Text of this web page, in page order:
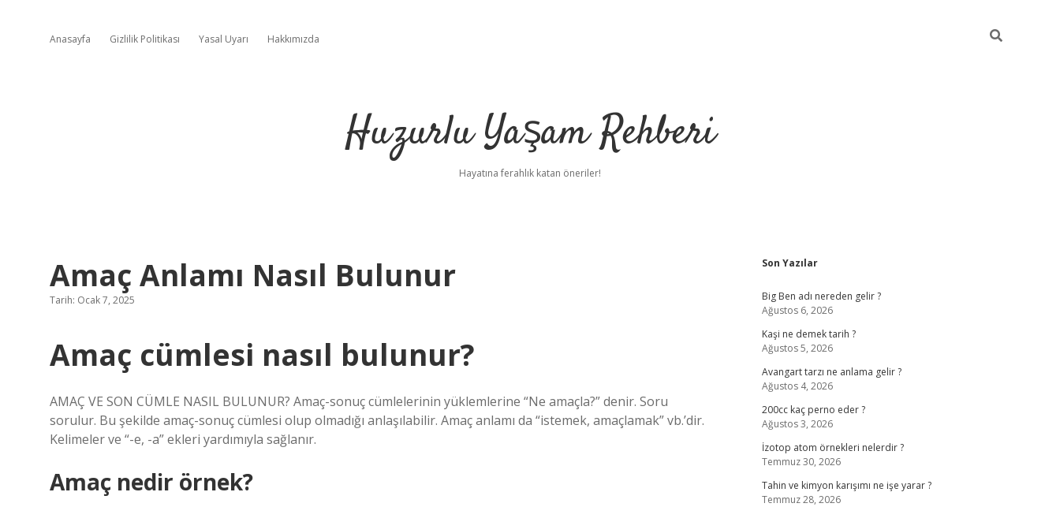
Anasayfa Gizlilik Politikası Yasal Uyarı Hakkımızda
Huzurlu Yaşam Rehberi
Hayatına ferahlık katan öneriler!
Amaç Anlamı Nasıl Bulunur
Tarih: Ocak 7, 2025
Amaç cümlesi nasıl bulunur?
AMAÇ VE SON CÜMLE NASIL BULUNUR? Amaç-sonuç cümlelerinin yüklemlerine “Ne amaçla?” denir. Soru
sorulur. Bu şekilde amaç-sonuç cümlesi olup olmadığı anlaşılabilir. Amaç anlamı da “istemek, amaçlamak” vb.’dir.
Kelimeler ve “-e, -a” ekleri yardımıyla sağlanır.
Amaç nedir örnek?
Sidebar
Son Yazılar
Big Ben adı nereden gelir ?
Ağustos 6, 2026
Kaşi ne demek tarih ?
Ağustos 5, 2026
Avangart tarzı ne anlama gelir ?
Ağustos 4, 2026
200cc kaç perno eder ?
Ağustos 3, 2026
İzotop atom örnekleri nelerdir ?
Temmuz 30, 2026
Tahin ve kimyon karışımı ne işe yarar ?
Temmuz 28, 2026